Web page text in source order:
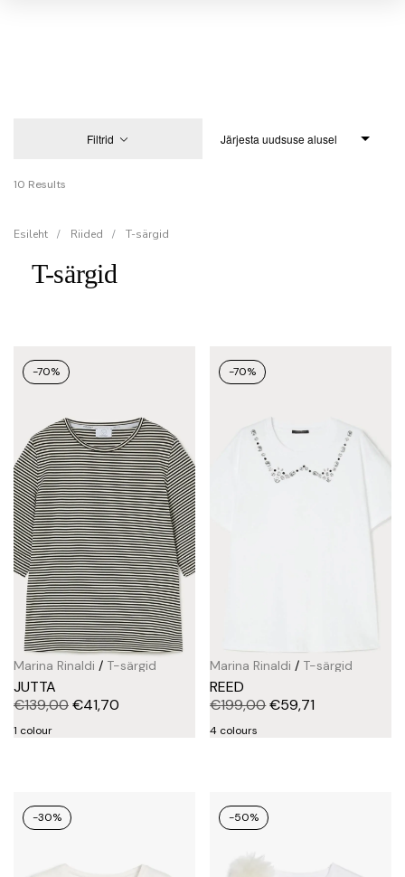
Filtrid
10 Results
Esileht / Riided / T-särgid
T-särgid
-70%
Marina Rinaldi / T-särgid
JUTTA
€139,00€41,70
1 colour
-70%
Marina Rinaldi / T-särgid
REED
€199,00€59,71
4 colours
-30% -50%